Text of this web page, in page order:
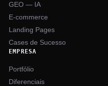
GEO — IA
E-commerce
Landing Pages
Cases de Sucesso
EMPRESA
Portfólio
Diferenciais